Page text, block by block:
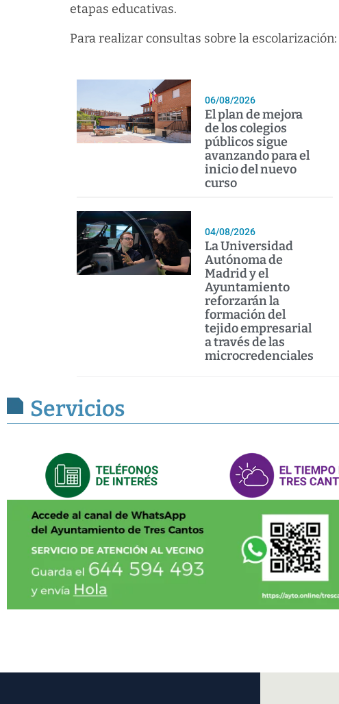
etapas educativas.
Para realizar consultas sobre la escolarización:
06/08/2026
El plan de mejora
de los colegios
públicos sigue
avanzando para el
inicio del nuevo
curso
04/08/2026
La Universidad
Autónoma de
Madrid y el
Ayuntamiento
reforzarán la
formación del
tejido empresarial
a través de las
microcredenciales
Servicios